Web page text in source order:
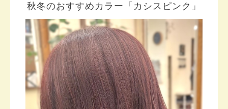
秋冬のおすすめカラー「カシスピンク」